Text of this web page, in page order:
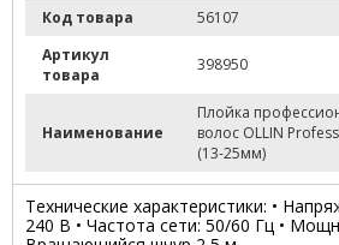
Код товара
56107
Артикул
товара
398950
Наименование
Плойка
волос OLLIN
(13-25мм)
Технические характеристики: •
240 В • Частота сети: 50/60 Гц •